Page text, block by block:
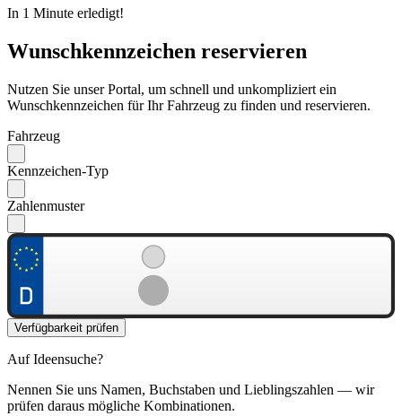
In 1 Minute erledigt!
Wunschkennzeichen reservieren
Nutzen Sie unser Portal, um schnell und unkompliziert ein
Wunschkennzeichen für Ihr Fahrzeug zu finden und reservieren.
Fahrzeug
Kennzeichen-Typ
Zahlenmuster
Verfügbarkeit prüfen
Auf Ideensuche?
Nennen Sie uns Namen, Buchstaben und Lieblingszahlen — wir
prüfen daraus mögliche Kombinationen.